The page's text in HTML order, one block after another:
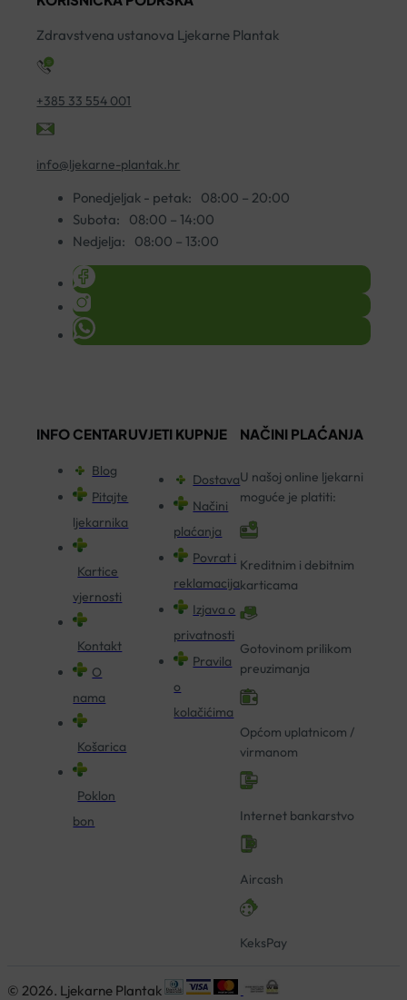
Zdravstvena ustanova Ljekarne Plantak
+385 33 554 001
info@ljekarne-plantak.hr
Ponedjeljak - petak:
08:00 – 20:00
Subota:
08:00 – 14:00
Nedjelja:
08:00 – 13:00
INFO CENTAR
Blog
Pitajte
ljekarnika
Kartice
vjernosti
Kontakt
O
nama
Košarica
Poklon
bon
UVJETI KUPNJE
Dostava
Načini
plaćanja
Povrat i
reklamacija
Izjava o
privatnosti
Pravila
o
kolačićima
NAČINI PLAĆANJA
U našoj online ljekarni
moguće je platiti:
Kreditnim i debitnim
karticama
Gotovinom prilikom
preuzimanja
Općom uplatnicom /
virmanom
Internet bankarstvo
Aircash
KeksPay
© 2026. Ljekarne Plantak